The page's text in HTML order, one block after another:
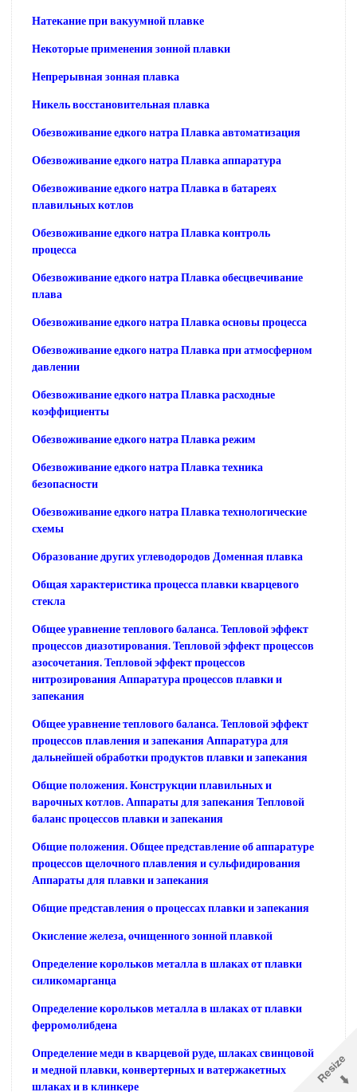
Натекание при вакуумной плавке
Некоторые применения зонной плавки
Непрерывная зонная плавка
Никель восстановительная плавка
Обезвоживание едкого натра Плавка автоматизация
Обезвоживание едкого натра Плавка аппаратура
Обезвоживание едкого натра Плавка в батареях
плавильных котлов
Обезвоживание едкого натра Плавка контроль
процесса
Обезвоживание едкого натра Плавка обесцвечивание
плава
Обезвоживание едкого натра Плавка основы процесса
Обезвоживание едкого натра Плавка при атмосферном
давлении
Обезвоживание едкого натра Плавка расходные
коэффициенты
Обезвоживание едкого натра Плавка режим
Обезвоживание едкого натра Плавка техника
безопасности
Обезвоживание едкого натра Плавка технологические
схемы
Образование других углеводородов Доменная плавка
Общая характеристика процесса плавки кварцевого
стекла
Общее уравнение теплового баланса. Тепловой эффект
процессов диазотирования. Тепловой эффект процессов
азосочетания. Тепловой эффект процессов
нитрозирования Аппаратура процессов плавки и
запекания
Общее уравнение теплового баланса. Тепловой эффект
процессов плавления и запекания Аппаратура для
дальнейшей обработки продуктов плавки и запекания
Общие положения. Конструкции плавильных и
варочных котлов. Аппараты для запекания Тепловой
баланс процессов плавки и запекания
Общие положения. Общее представление об аппаратуре
процессов щелочного плавления и сульфидирования
Аппараты для плавки и запекания
Общие представления о процессах плавки и запекания
Окисление железа, очищенного зонной плавкой
Определение корольков металла в шлаках от плавки
силикомарганца
Определение корольков металла в шлаках от плавки
ферромолибдена
Определение меди в кварцевой руде, шлаках свинцовой
и медной плавки, конвертерных и ватержакетных
шлаках и в клинкере